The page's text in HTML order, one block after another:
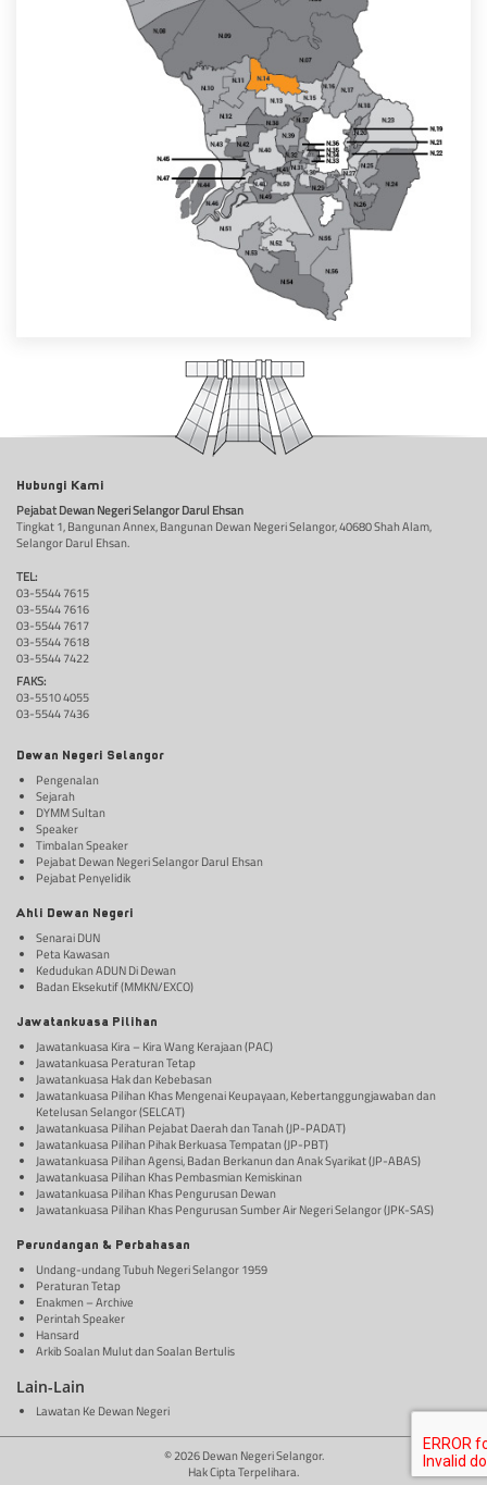
Hubungi Kami
Pejabat Dewan Negeri Selangor Darul Ehsan
Tingkat 1, Bangunan Annex, Bangunan Dewan Negeri Selangor, 40680 Shah Alam,
Selangor Darul Ehsan.
TEL:
03-5544 7615
03-5544 7616
03-5544 7617
03-5544 7618
03-5544 7422
FAKS:
03-5510 4055
03-5544 7436
Dewan Negeri Selangor
Pengenalan
Sejarah
DYMM Sultan
Speaker
Timbalan Speaker
Pejabat Dewan Negeri Selangor Darul Ehsan
Pejabat Penyelidik
Ahli Dewan Negeri
Senarai DUN
Peta Kawasan
Kedudukan ADUN Di Dewan
Badan Eksekutif (MMKN/EXCO)
Jawatankuasa Pilihan
Jawatankuasa Kira – Kira Wang Kerajaan (PAC)
Jawatankuasa Peraturan Tetap
Jawatankuasa Hak dan Kebebasan
Jawatankuasa Pilihan Khas Mengenai Keupayaan, Kebertanggungjawaban dan
Ketelusan Selangor (SELCAT)
Jawatankuasa Pilihan Pejabat Daerah dan Tanah (JP-PADAT)
Jawatankuasa Pilihan Pihak Berkuasa Tempatan (JP-PBT)
Jawatankuasa Pilihan Agensi, Badan Berkanun dan Anak Syarikat (JP-ABAS)
Jawatankuasa Pilihan Khas Pembasmian Kemiskinan
Jawatankuasa Pilihan Khas Pengurusan Dewan
Jawatankuasa Pilihan Khas Pengurusan Sumber Air Negeri Selangor (JPK-SAS)
Perundangan & Perbahasan
Undang-undang Tubuh Negeri Selangor 1959
Peraturan Tetap
Enakmen – Archive
Perintah Speaker
Hansard
Arkib Soalan Mulut dan Soalan Bertulis
Lain-Lain
Lawatan Ke Dewan Negeri
© 2026 Dewan Negeri Selangor.
Hak Cipta Terpelihara.